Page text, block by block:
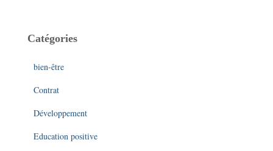
Catégories
bien-être
Contrat
Développement
Education positive